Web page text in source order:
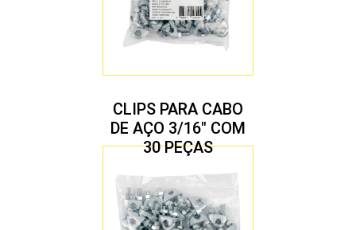
CLIPS PARA CABO
DE AÇO 3/16″ COM
30 PEÇAS